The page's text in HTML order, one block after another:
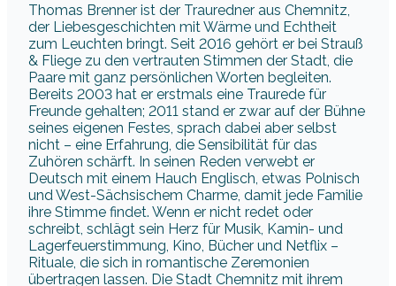
Thomas Brenner ist der Trauredner aus Chemnitz,
der Liebesgeschichten mit Wärme und Echtheit
zum Leuchten bringt. Seit 2016 gehört er bei Strauß
& Fliege zu den vertrauten Stimmen der Stadt, die
Paare mit ganz persönlichen Worten begleiten.
Bereits 2003 hat er erstmals eine Traurede für
Freunde gehalten; 2011 stand er zwar auf der Bühne
seines eigenen Festes, sprach dabei aber selbst
nicht – eine Erfahrung, die Sensibilität für das
Zuhören schärft. In seinen Reden verwebt er
Deutsch mit einem Hauch Englisch, etwas Polnisch
und West-Sächsischem Charme, damit jede Familie
ihre Stimme findet. Wenn er nicht redet oder
schreibt, schlägt sein Herz für Musik, Kamin- und
Lagerfeuerstimmung, Kino, Bücher und Netflix –
Rituale, die sich in romantische Zeremonien
übertragen lassen. Die Stadt Chemnitz mit ihrem